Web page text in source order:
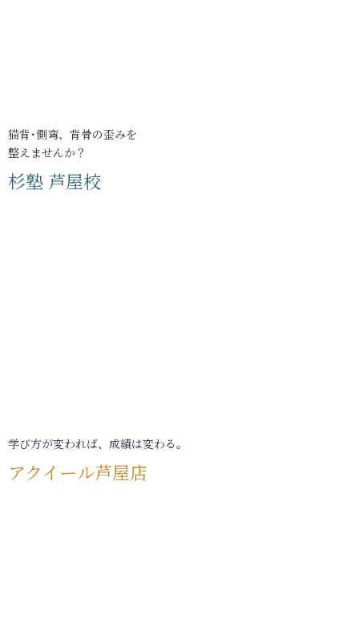
猫背･側弯、背骨の歪みを
整えませんか？
杉塾 芦屋校
学び方が変われば、成績は変わる。
アクイール芦屋店